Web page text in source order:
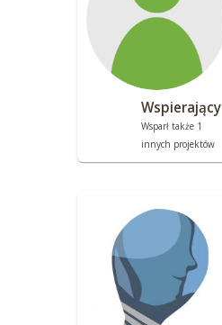
Wspierający
Wsparł także 1
innych projektów